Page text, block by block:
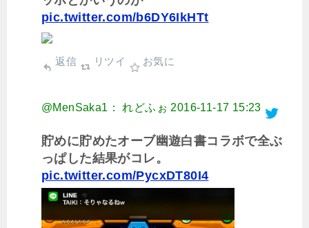
pic.twitter.com/b6DY6IkHTt
返信 リツイ お気に
@MenSaka1： れどふぉ 2016-11-17 15:23
貯めに貯めたオーブ幽遊白書コラボで全ぶ
っぱした結果がコレ。
pic.twitter.com/PycxDT80I4